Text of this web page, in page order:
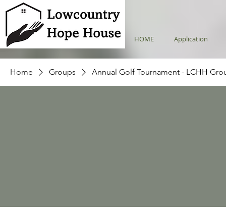
HOME Application
Home Groups Annual Golf Tournament - LCHH